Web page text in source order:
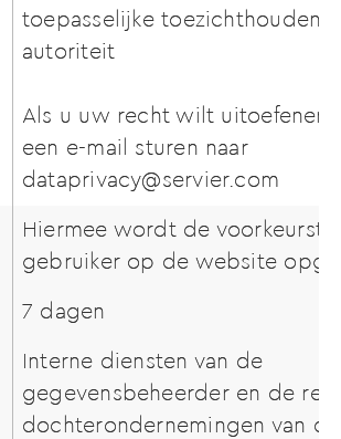
toepasselijke
autoriteit
Als u uw recht wilt uitoefenen,
een e-mail sturen naar
dataprivacy@servier.com
Hiermee wordt de
gebruiker op de website
7 dagen
Interne diensten van de
gegevensbeheerder en de
dochterondernemingen van